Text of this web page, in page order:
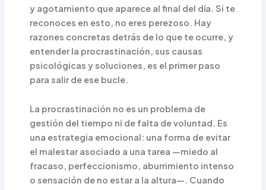
y agotamiento que aparece al final del día. Si te
reconoces en esto, no eres perezoso. Hay
razones concretas detrás de lo que te ocurre, y
entender la procrastinación, sus causas
psicológicas y soluciones, es el primer paso
para salir de ese bucle.
La procrastinación no es un problema de
gestión del tiempo ni de falta de voluntad. Es
una estrategia emocional: una forma de evitar
el malestar asociado a una tarea —miedo al
fracaso, perfeccionismo, aburrimiento intenso
o sensación de no estar a la altura—. Cuando